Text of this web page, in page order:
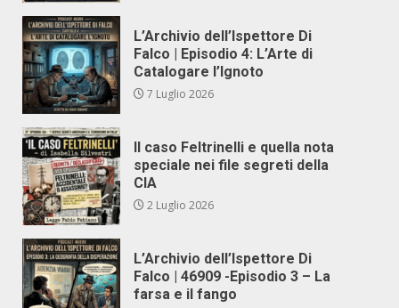
L’Archivio dell’Ispettore Di
Falco | Episodio 4: L’Arte di
Catalogare l’Ignoto
7 Luglio 2026
Il caso Feltrinelli e quella nota
speciale nei file segreti della
CIA
2 Luglio 2026
L’Archivio dell’Ispettore Di
Falco | 46909 -Episodio 3 – La
farsa e il fango